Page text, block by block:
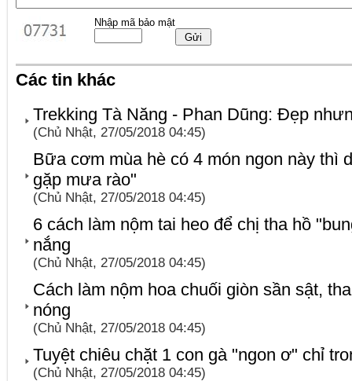
Nhập mã bảo mật
Các tin khác
Trekking Tà Năng - Phan Dũng: Đẹp
(Chủ Nhật, 27/05/2018 04:45)
Bữa cơm mùa hè có 4 món ngon này thì
gặp mưa rào"
(Chủ Nhật, 27/05/2018 04:45)
6 cách làm nộm tai heo để chị tha hồ
nắng
(Chủ Nhật, 27/05/2018 04:45)
Cách làm nộm hoa chuối giòn sần sật,
nóng
(Chủ Nhật, 27/05/2018 04:45)
Tuyệt chiêu chặt 1 con gà "ngon ơ" chỉ
(Chủ Nhật, 27/05/2018 04:45)